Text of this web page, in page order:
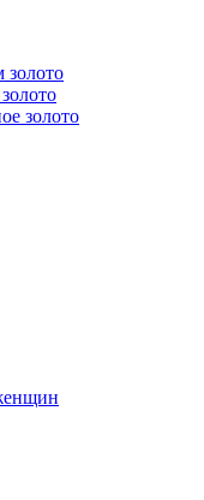
золото
золото